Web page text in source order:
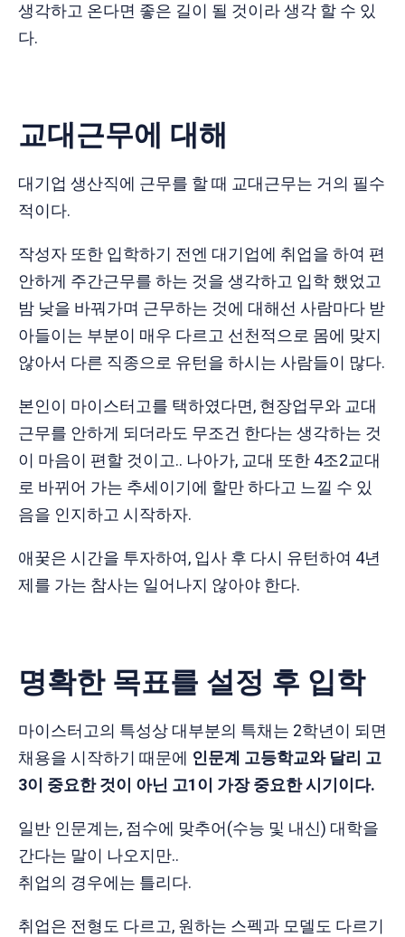
생각하고 온다면 좋은 길이 될 것이라 생각 할 수 있
다.
교대근무에 대해
대기업 생산직에 근무를 할 때 교대근무는 거의 필수
적이다.
작성자 또한 입학하기 전엔 대기업에 취업을 하여 편
안하게 주간근무를 하는 것을 생각하고 입학 했었고
밤 낮을 바꿔가며 근무하는 것에 대해선 사람마다 받
아들이는 부분이 매우 다르고 선천적으로 몸에 맞지
않아서 다른 직종으로 유턴을 하시는 사람들이 많다.
본인이 마이스터고를 택하였다면, 현장업무와 교대
근무를 안하게 되더라도 무조건 한다는 생각하는 것
이 마음이 편할 것이고.. 나아가, 교대 또한 4조2교대
로 바뀌어 가는 추세이기에 할만 하다고 느낄 수 있
음을 인지하고 시작하자.
애꿎은 시간을 투자하여, 입사 후 다시 유턴하여 4년
제를 가는 참사는 일어나지 않아야 한다.
명확한 목표를 설정 후 입학
마이스터고의 특성상 대부분의 특채는 2학년이 되면
채용을 시작하기 때문에 인문계 고등학교와 달리 고
3이 중요한 것이 아닌 고1이 가장 중요한 시기이다.
일반 인문계는, 점수에 맞추어(수능 및 내신) 대학을
간다는 말이 나오지만..
취업의 경우에는 틀리다.
취업은 전형도 다르고, 원하는 스펙과 모델도 다르기